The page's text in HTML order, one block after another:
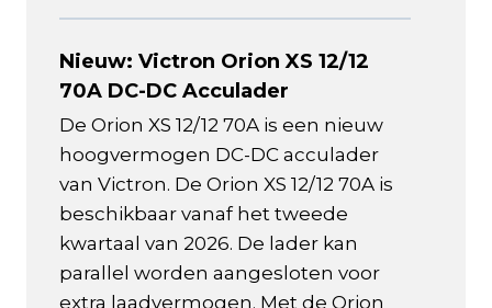
Nieuw: Victron Orion XS 12/12
70A DC-DC Acculader
De Orion XS 12/12 70A is een nieuw
hoogvermogen DC-DC acculader
van Victron. De Orion XS 12/12 70A is
beschikbaar vanaf het tweede
kwartaal van 2026. De lader kan
parallel worden aangesloten voor
extra laadvermogen. Met de Orion